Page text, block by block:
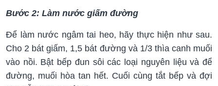
Bước 2: Làm nước giấm đường
Để làm nước ngâm tai heo, hãy thực hiện như sau.
Cho 2 bát giấm, 1,5 bát đường và 1/3 thìa canh muối
vào nồi. Bật bếp đun sôi các loại nguyên liệu và để
đường, muối hòa tan hết. Cuối cùng tắt bếp và đợi